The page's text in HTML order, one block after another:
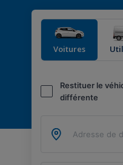
Voitures
Restituer le
différente